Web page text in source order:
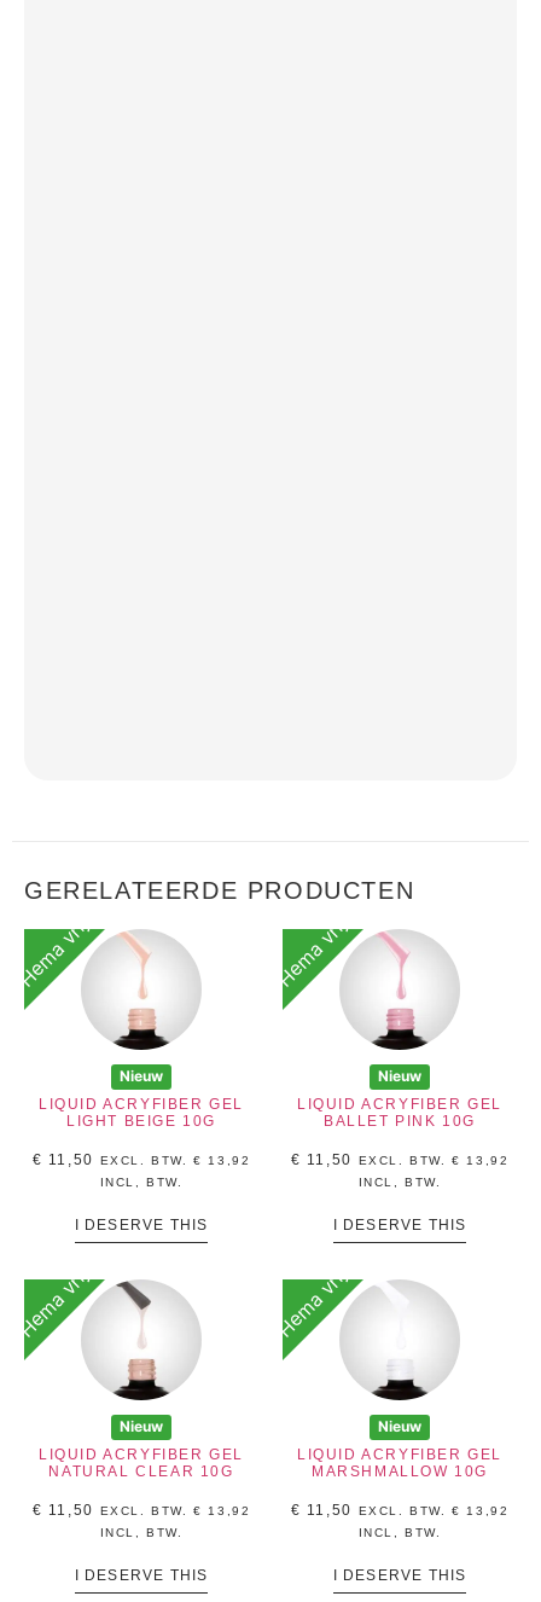
GERELATEERDE PRODUCTEN
Hema vrij
Nieuw
LIQUID ACRYFIBER GEL
LIGHT BEIGE 10G
€ 11,50 EXCL. BTW.€ 13,92
INCL, BTW.
I DESERVE THIS
Hema vrij
Nieuw
LIQUID ACRYFIBER GEL
BALLET PINK 10G
€ 11,50 EXCL. BTW.€ 13,92
INCL, BTW.
I DESERVE THIS
Hema vrij
Nieuw
LIQUID ACRYFIBER GEL
NATURAL CLEAR 10G
€ 11,50 EXCL. BTW.€ 13,92
INCL, BTW.
I DESERVE THIS
Hema vrij
Nieuw
LIQUID ACRYFIBER GEL
MARSHMALLOW 10G
€ 11,50 EXCL. BTW.€ 13,92
INCL, BTW.
I DESERVE THIS